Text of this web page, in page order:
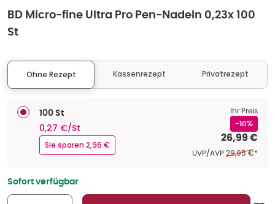
BD Micro-fine Ultra Pro Pen-Nadeln 0,23x 100
St
Ohne Rezept Kassenrezept Privatrezept
100 St
0,27 €/St
Sie sparen 2,96 €
Ihr Preis
-10%
26,99 €
UVP/AVPEhemaliger
29,95 €*
Sofort verfügbar